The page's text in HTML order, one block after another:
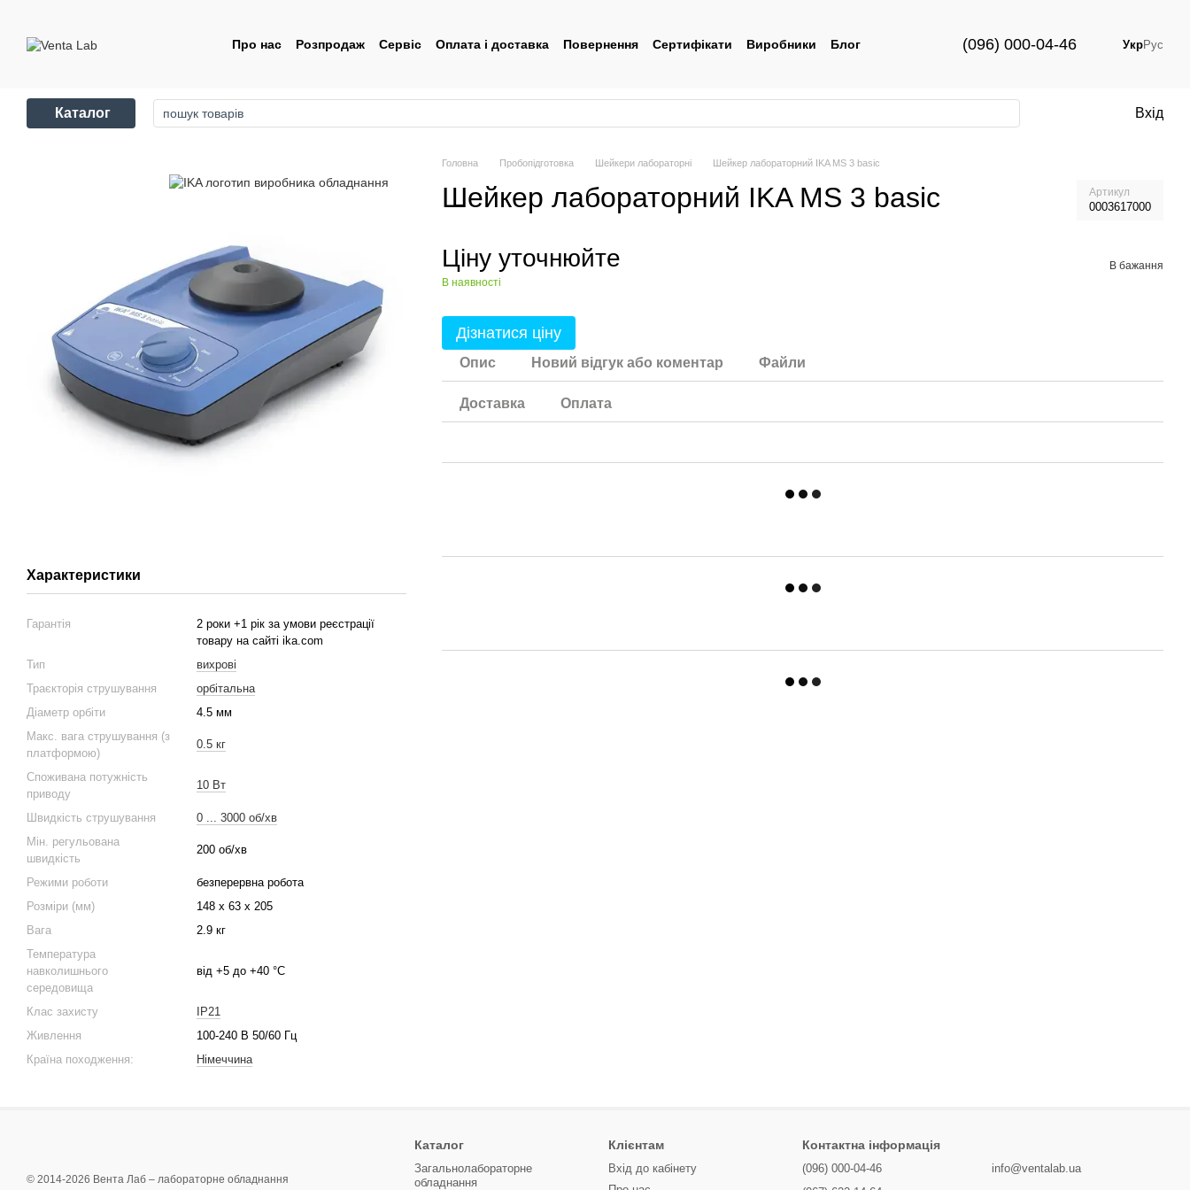
Про нас Розпродаж Сервіс Оплата і доставка Повернення Сертифікати Виробники
Блог
(096) 000-04-46 УкрРус
Каталог Вхід
Характеристики
Гарантія
2 роки +1 рік за умови реєстрації
товару на сайті ika.com
Тип
вихрові
Траєкторія струшування
орбітальна
Діаметр орбіти
4.5 мм
Макс. вага струшування (з
платформою)
0.5 кг
Споживана потужність
приводу
10 Вт
Швидкість струшування
0 ... 3000 об/хв
Мін. регульована
швидкість
200 об/хв
Режими роботи
безперервна робота
Розміри (мм)
148 x 63 x 205
Вага
2.9 кг
Температура
навколишнього
середовища
від +5 до +40 °C
Клас захисту
IP21
Живлення
100-240 В 50/60 Гц
Країна походження:
Німеччина
Головна Пробопідготовка Шейкери лабораторні Шейкер лабораторний IKA MS 3 basic
Шейкер лабораторний IKA MS 3 basic Артикул
0003617000
Ціну уточнюйте
В наявності
В бажання
Дізнатися ціну
Опис Новий відгук або коментар Файли
Доставка Оплата
© 2014-2026 Вента Лаб – лабораторне обладнання
Каталог
Загальнолабораторне
обладнання
Клієнтам
Вхід до кабінету
Контактна інформація
(096) 000-04-46
info@ventalab.ua